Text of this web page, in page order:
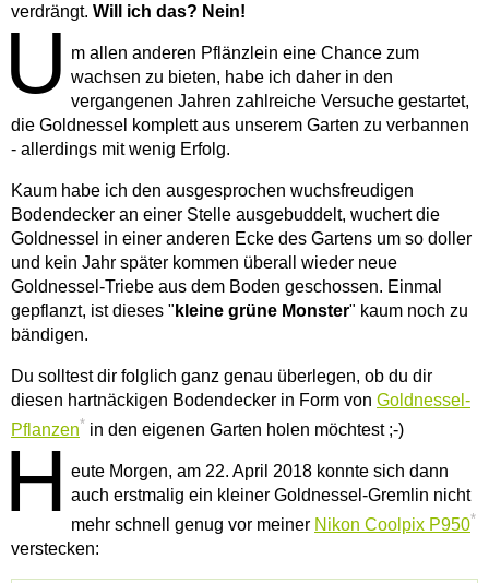
verdrängt. Will ich das? Nein!
U m allen anderen Pflänzlein eine Chance zum
wachsen zu bieten, habe ich daher in den
vergangenen Jahren zahlreiche Versuche gestartet,
die Goldnessel komplett aus unserem Garten zu verbannen
- allerdings mit wenig Erfolg.
Kaum habe ich den ausgesprochen wuchsfreudigen
Bodendecker an einer Stelle ausgebuddelt, wuchert die
Goldnessel in einer anderen Ecke des Gartens um so doller
und kein Jahr später kommen überall wieder neue
Goldnessel-Triebe aus dem Boden geschossen. Einmal
gepflanzt, ist dieses " kleine grüne Monster" kaum noch zu
bändigen.
Du solltest dir folglich ganz genau überlegen, ob du dir
diesen hartnäckigen Bodendecker in Form von Goldnessel-
Pflanzen* in den eigenen Garten holen möchtest ;-)
H eute Morgen, am 22. April 2018 konnte sich dann
auch erstmalig ein kleiner Goldnessel-Gremlin nicht
mehr schnell genug vor meiner Nikon Coolpix P950*
verstecken: